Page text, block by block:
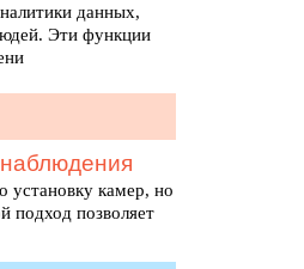
данных,
Эти функции
установку камер, но
подход позволяет